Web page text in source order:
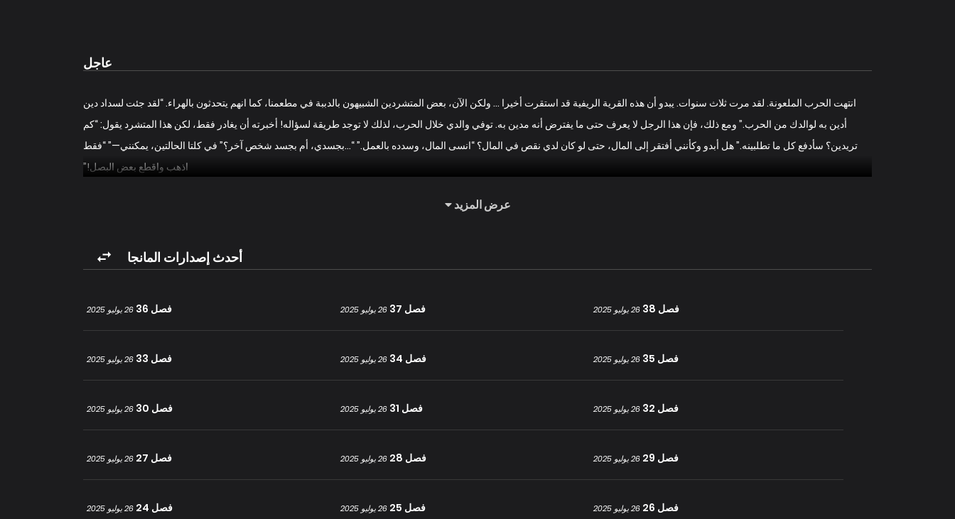
عاجل
‎انتهت الحرب الملعونة. لقد مرت ثلاث سنوات. يبدو أن هذه القرية الريفية قد استقرت أخيرا … ولكن الآن، بعض المتشردين الشبيهون بالدببة في مطعمنا، كما انهم يتحدثون بالهراء. “لقد جئت لسداد دين
أدين به لوالدك من الحرب.” ومع ذلك، فإن هذا الرجل لا يعرف حتى ما يفترض أنه مدين به. توفي والدي خلال الحرب، لذلك لا توجد طريقة لسؤاله! أخبرته أن يغادر فقط، لكن هذا المتشرد يقول: “كم
تريدين؟ سأدفع كل ما تطلبينه.” هل أبدو وكأنني أفتقر إلى المال، حتى لو كان لدي نقص في المال؟ “انسى المال، وسدده بالعمل.” “…بجسدي، أم بجسد شخص آخر؟” في كلتا الحالتين، يمكنني—” “فقط
اذهب واقطع بعض البصل!”
عرض المزيد
أحدث إصدارات المانجا
فصل 38 26 يوليو 2025 فصل 37 26 يوليو 2025 فصل 36 26 يوليو 2025
فصل 35 26 يوليو 2025 فصل 34 26 يوليو 2025 فصل 33 26 يوليو 2025
فصل 32 26 يوليو 2025 فصل 31 26 يوليو 2025 فصل 30 26 يوليو 2025
فصل 29 26 يوليو 2025 فصل 28 26 يوليو 2025 فصل 27 26 يوليو 2025
فصل 26 26 يوليو 2025 فصل 25 26 يوليو 2025 فصل 24 26 يوليو 2025